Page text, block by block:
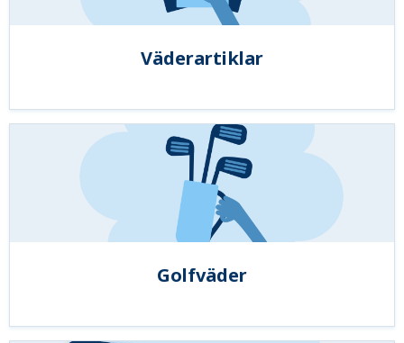
Väderartiklar
Golfväder